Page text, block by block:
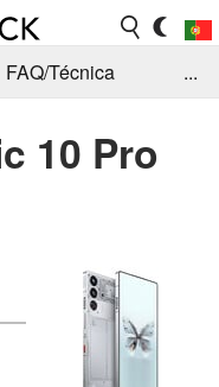
FAQ/Técnica
...
10 Pro